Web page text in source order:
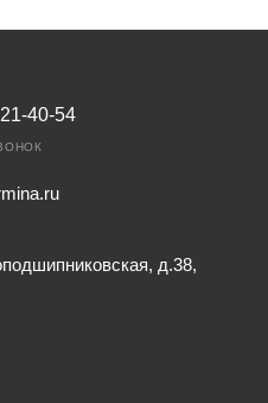
40-54
д.38,